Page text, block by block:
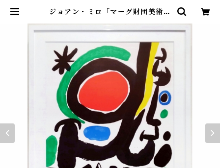
ジョアン・ミロ「マーグ財団美術館
ンショップ